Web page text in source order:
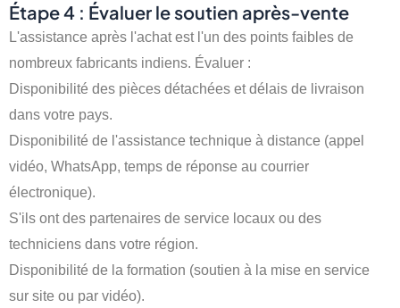
Étape 4 : Évaluer le soutien après-vente
L'assistance après l'achat est l'un des points faibles de
nombreux fabricants indiens. Évaluer :
Disponibilité des pièces détachées et délais de livraison
dans votre pays.
Disponibilité de l'assistance technique à distance (appel
vidéo, WhatsApp, temps de réponse au courrier
électronique).
S'ils ont des partenaires de service locaux ou des
techniciens dans votre région.
Disponibilité de la formation (soutien à la mise en service
sur site ou par vidéo).